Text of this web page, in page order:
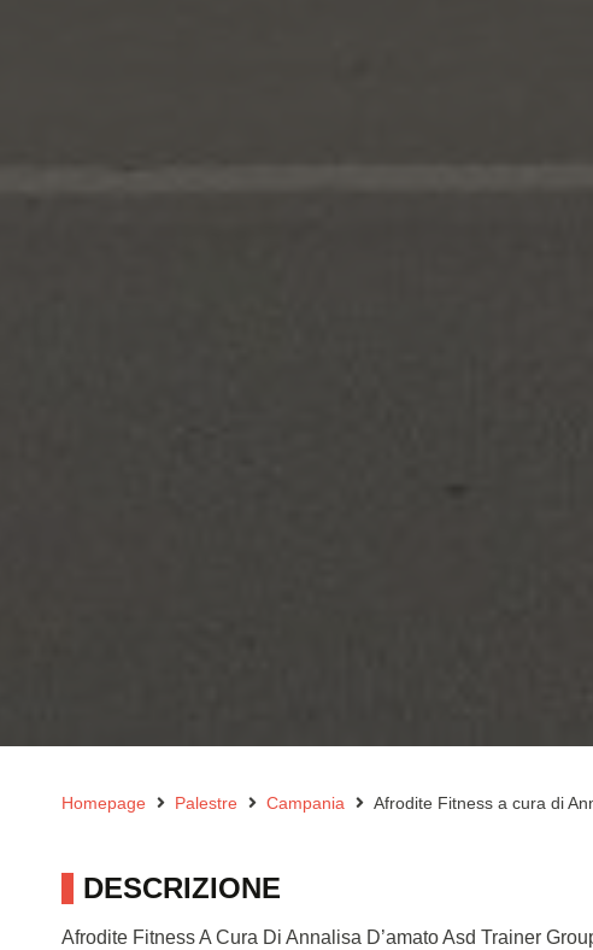
Homepage Palestre Campania Afrodite Fitness a cura di
DESCRIZIONE
Afrodite Fitness A Cura Di Annalisa D’amato Asd Trainer